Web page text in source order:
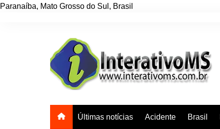
Paranaíba, Mato Grosso do Sul , Brasil
Últimas notícias Acidente Brasil